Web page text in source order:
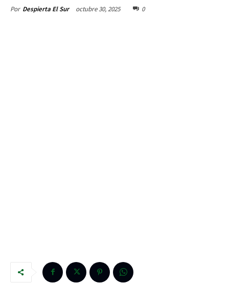
Por Despierta El Sur octubre 30, 2025 0